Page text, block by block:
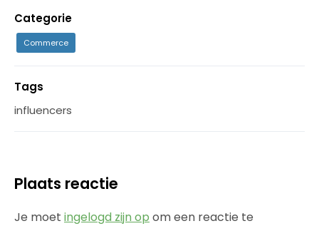
Categorie
Commerce
Tags
influencers
Plaats reactie
Je moet ingelogd zijn op om een reactie te